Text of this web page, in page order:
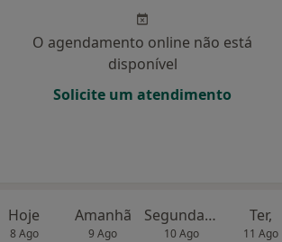
O agendamento online não está
disponível
Solicite um atendimento
Hoje
8 Ago
Amanhã
9 Ago
Segunda-feira
10 Ago
Ter,
11 Ago